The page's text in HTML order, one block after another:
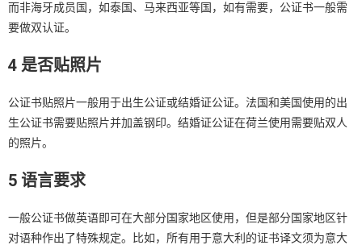
而非海牙成员国，如泰国、马来西亚等国，如有需要，公证书一般需
要做双认证。
4 是否贴照片
公证书贴照片一般用于出生公证或结婚证公证。法国和美国使用的出
生公证书需要贴照片并加盖钢印。结婚证公证在荷兰使用需要贴双人
的照片。
5 语言要求
一般公证书做英语即可在大部分国家地区使用，但是部分国家地区针
对语种作出了特殊规定。比如，所有用于意大利的证书译文须为意大